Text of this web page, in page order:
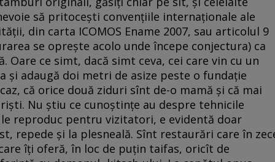
să pritocești convențiile internaționale ale
din carta ICOMOS Ename 2007, sau articolul 9
se oprește acolo unde începe conjectura) ca
Oare ce simt, dacă simt ceva, cei care vin cu un
adaugă doi metri de asize peste o fundație
că orice două ziduri sînt de-o mamă și că mai
Nu știu ce cunoștințe au despre tehnicile
reproduc pentru vizitatori, e evidentă doar
repede și la plesneală. Sînt restaurări care în
îți oferă, în loc de puțin taifas, oricît de